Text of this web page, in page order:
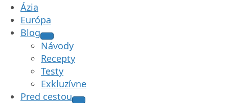
Ázia
Európa
Blog
Návody
Recepty
Testy
Exkluzívne
Pred cestou